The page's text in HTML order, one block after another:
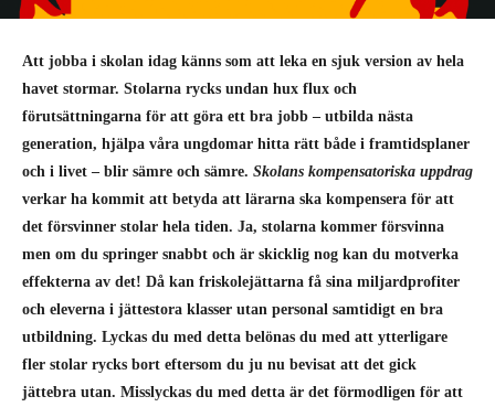
Att jobba i skolan idag känns som att leka en sjuk version av hela
havet stormar. Stolarna rycks undan hux flux och
förutsättningarna för att göra ett bra jobb – utbilda nästa
generation, hjälpa våra ungdomar hitta rätt både i framtidsplaner
och i livet – blir sämre och sämre. Skolans kompensatoriska uppdrag
verkar ha kommit att betyda att lärarna ska kompensera för att
det försvinner stolar hela tiden. Ja, stolarna kommer försvinna
men om du springer snabbt och är skicklig nog kan du motverka
effekterna av det! Då kan friskolejättarna få sina miljardprofiter
och eleverna i jättestora klasser utan personal samtidigt en bra
utbildning. Lyckas du med detta belönas du med att ytterligare
fler stolar rycks bort eftersom du ju nu bevisat att det gick
jättebra utan. Misslyckas du med detta är det förmodligen för att